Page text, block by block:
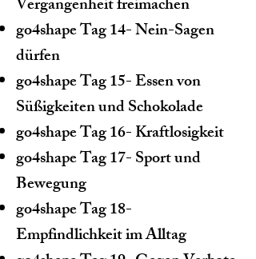
Vergangenheit freimachen
go4shape Tag 14- Nein-Sagen
dürfen
go4shape Tag 15- Essen von
Süßigkeiten und Schokolade
go4shape Tag 16- Kraftlosigkeit
go4shape Tag 17- Sport und
Bewegung
go4shape Tag 18-
Empfindlichkeit im Alltag